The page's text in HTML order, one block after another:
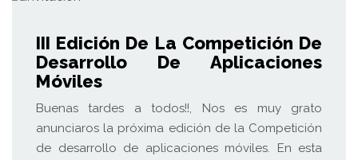
III Edición De La Competición De
Desarrollo De Aplicaciones
Móviles
Buenas tardes a todos!!, Nos es muy grato
anunciaros la próxima edición de la Competición
de desarrollo de aplicaciones móviles. En esta